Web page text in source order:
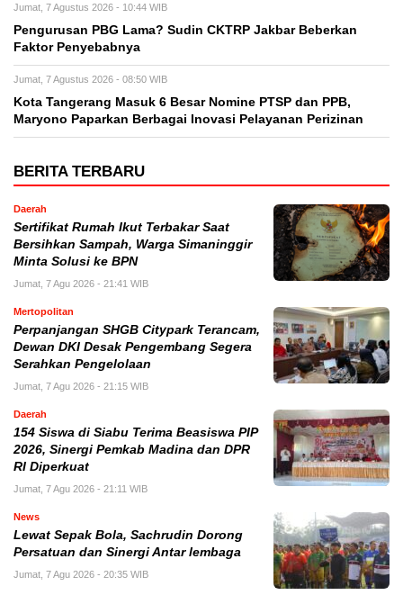
Jumat, 7 Agustus 2026 - 10:44 WIB
Pengurusan PBG Lama? Sudin CKTRP Jakbar Beberkan
Faktor Penyebabnya
Jumat, 7 Agustus 2026 - 08:50 WIB
Kota Tangerang Masuk 6 Besar Nomine PTSP dan PPB,
Maryono Paparkan Berbagai Inovasi Pelayanan Perizinan
BERITA TERBARU
Daerah
Sertifikat Rumah Ikut Terbakar Saat
Bersihkan Sampah, Warga Simaninggir
Minta Solusi ke BPN
Jumat, 7 Agu 2026 - 21:41 WIB
Mertopolitan
Perpanjangan SHGB Citypark Terancam,
Dewan DKI Desak Pengembang Segera
Serahkan Pengelolaan
Jumat, 7 Agu 2026 - 21:15 WIB
Daerah
154 Siswa di Siabu Terima Beasiswa PIP
2026, Sinergi Pemkab Madina dan DPR
RI Diperkuat
Jumat, 7 Agu 2026 - 21:11 WIB
News
Lewat Sepak Bola, Sachrudin Dorong
Persatuan dan Sinergi Antar lembaga
Jumat, 7 Agu 2026 - 20:35 WIB